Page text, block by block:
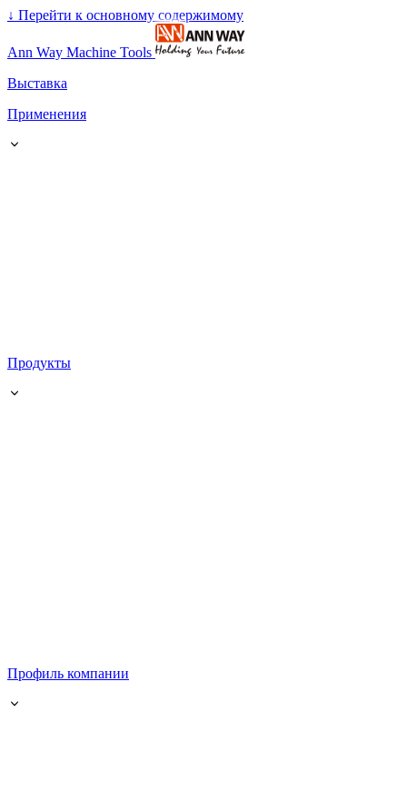
↓ Перейти к основному содержимому
Ann Way Machine Tools
Выставка
Применения
Продукты
Профиль компании